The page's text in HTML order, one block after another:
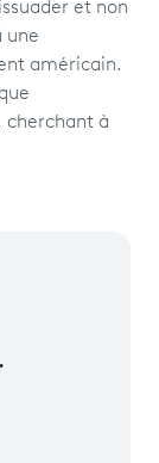
et non
une
américain.
cherchant à